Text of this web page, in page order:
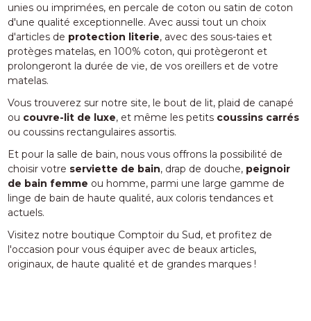
unies ou imprimées, en percale de coton ou satin de coton
d'une qualité exceptionnelle. Avec aussi tout un choix
d'articles de protection literie, avec des sous-taies et
protèges matelas, en 100% coton, qui protègeront et
prolongeront la durée de vie, de vos oreillers et de votre
matelas.
Vous trouverez sur notre site, le bout de lit, plaid de canapé
ou couvre-lit de luxe, et même les petits coussins carrés
ou coussins rectangulaires assortis.
Et pour la salle de bain, nous vous offrons la possibilité de
choisir votre serviette de bain, drap de douche, peignoir
de bain femme ou homme, parmi une large gamme de
linge de bain de haute qualité, aux coloris tendances et
actuels.
Visitez notre boutique Comptoir du Sud, et profitez de
l'occasion pour vous équiper avec de beaux articles,
originaux, de haute qualité et de grandes marques !